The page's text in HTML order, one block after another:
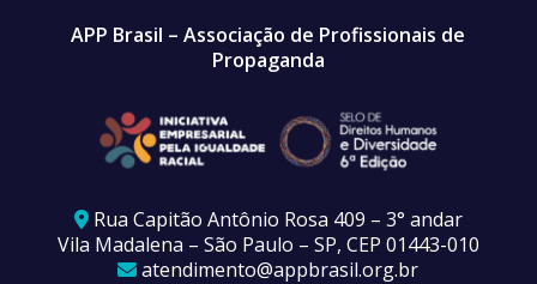
APP Brasil – Associação de Profissionais de
Propaganda
Rua Capitão Antônio Rosa 409 – 3° andar
Vila Madalena – São Paulo – SP, CEP 01443-010
atendimento@appbrasil.org.br